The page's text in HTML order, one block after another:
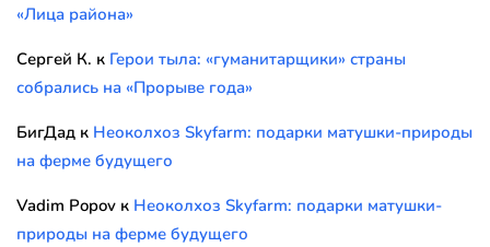
«Лица района»
Сергей К. к Герои тыла: «гуманитарщики» страны
собрались на «Прорыве года»
БигДад к Неоколхоз Skyfarm: подарки матушки-природы
на ферме будущего
Vadim Popov к Неоколхоз Skyfarm: подарки матушки-
природы на ферме будущего